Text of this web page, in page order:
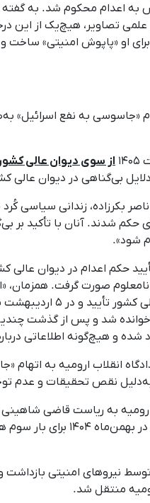
به اعدام محکوم شد. به
تصاویر، هیچ‌یک از این
او «پاپوش امنیتی» ساخت و
۱۴۰۵، ناصر بکرزاده به اتهام
از سوی دیوان عالی
بی‌گناهی در دیوان عالی
حکم شدند. آنان با تأکید
شود».
پس از تأیید حکم اعدام در
صورت گرفت. همزمان،
زندان فراخوانده شد و پس از
شده و هیچ‌گونه اطلاعاتی
منتقل شد.